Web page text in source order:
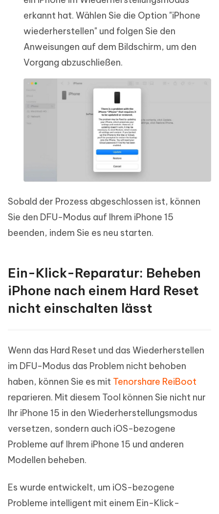
erkannt hat. Wählen Sie die Option "iPhone
wiederherstellen" und folgen Sie den
Anweisungen auf dem Bildschirm, um den
Vorgang abzuschließen.
Sobald der Prozess abgeschlossen ist, können
Sie den DFU-Modus auf Ihrem iPhone 15
beenden, indem Sie es neu starten.
Ein-Klick-Reparatur: Beheben
iPhone nach einem Hard Reset
nicht einschalten lässt
Wenn das Hard Reset und das Wiederherstellen
im DFU-Modus das Problem nicht behoben
haben, können Sie es mit Tenorshare ReiBoot
reparieren. Mit diesem Tool können Sie nicht nur
Ihr iPhone 15 in den Wiederherstellungsmodus
versetzen, sondern auch iOS-bezogene
Probleme auf Ihrem iPhone 15 und anderen
Modellen beheben.
Es wurde entwickelt, um iOS-bezogene
Probleme intelligent mit einem Ein-Klick-